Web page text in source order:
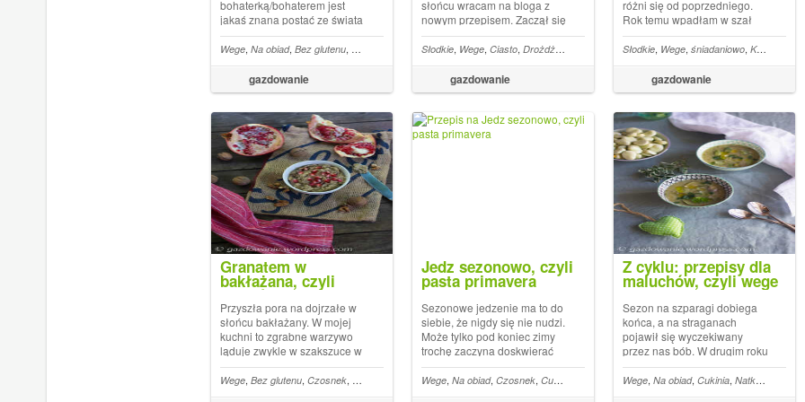
bohaterką/bohaterem jest
jakaś znana postać ze świata
szeroko pojętej kultury. Dwie,
trzy strony kolażu zdjęć
wieńczy krótki wywiad z
pytaniami redakcji w stylu:
truskawki z szampanem c...
gazdowanie
Wege, Na obiad, Bez glutenu, Cukinia Marchew ,Mleko kokosowe,Papryka Czerwona pasta curry,Warzywa ,
słońcu wracam na bloga z
nowym przepisem. Zaczął się
sezon na śliwki, które teraz
zajadamy pod różnymi
postaciami. Renklody w
formie zdrowej przekąski, a
węgierki w słodkich
si...
gazdowanie
Słodkie, Wege, Ciasto, Drożdże , Wiórki kokosowe,śliwki,Węgierki,Ciasto drożdżowe
różni się od poprzedniego.
Rok temu wpadłam w szał
pieczenia, duszenia,
gotowania na wolnym ogniu i
pakowania do słoików
plonów lata. Spiżarnia była
pełna moich debiutanckich
gazdowanie
Słodkie, Wege, śniadaniowo, Kardamon
Granatem w
bakłażana, czyli
wegańska pasta z
bakłażana i orzechów
włoskich
Przyszła pora na dojrzałe w
słońcu bakłażany. W mojej
kuchni to zgrabne warzywo
ląduje zwykle w szakszuce w
towarzystwie pomidorów,
owczego sera i oczywiście
jajek. Bakłażan to również
Wege, Bez glutenu, Czosnek, Orzechy włoskie,Bakłażan,Pasta do chleba,Granat
Jedz sezonowo, czyli
pasta primavera
Sezonowe jedzenie ma to do
siebie, że nigdy się nie nudzi.
Może tylko pod koniec zimy
trochę zaczyna doskwierać
nam brak świeżych warzyw i
owoców. Prowadzenie kuchni
zgodnie z cyklem przyrody
Wege, Na obiad, Czosnek, Cukinia Grana padano,Mascarpone,Szparagi
Z cyklu: przepisy dla
maluchów, czyli wege
zupa ze szparagami,
cukinią i bobem
Sezon na szparagi dobiega
końca, a na straganach
pojawił się wyczekiwany
przez nas bób. W drugim roku
funkcjonowania naszego
podmiejskiego
przydomowego warzywnika
Wege, Na obiad, Cukinia, Natka pietruszki